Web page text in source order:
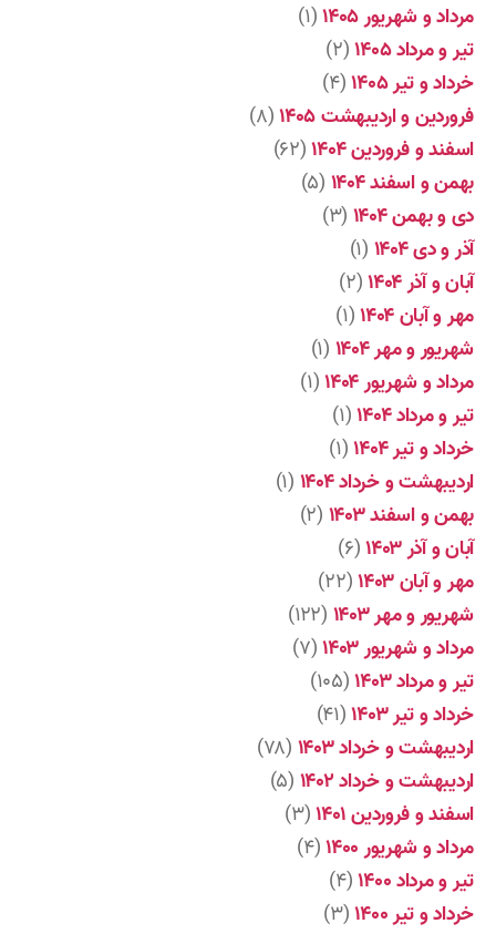
مرداد و شهریور ۱۴۰۵
(۱)
تیر و مرداد ۱۴۰۵
(۲)
خرداد و تیر ۱۴۰۵
(۴)
فروردین و اردیبهشت ۱۴۰۵
(۸)
اسفند و فروردین ۱۴۰۴
(۶۲)
بهمن و اسفند ۱۴۰۴
(۵)
دی و بهمن ۱۴۰۴
(۳)
آذر و دی ۱۴۰۴
(۱)
آبان و آذر ۱۴۰۴
(۲)
مهر و آبان ۱۴۰۴
(۱)
شهریور و مهر ۱۴۰۴
(۱)
مرداد و شهریور ۱۴۰۴
(۱)
تیر و مرداد ۱۴۰۴
(۱)
خرداد و تیر ۱۴۰۴
(۱)
اردیبهشت و خرداد ۱۴۰۴
(۱)
بهمن و اسفند ۱۴۰۳
(۲)
آبان و آذر ۱۴۰۳
(۶)
مهر و آبان ۱۴۰۳
(۲۲)
شهریور و مهر ۱۴۰۳
(۱۲۲)
مرداد و شهریور ۱۴۰۳
(۷)
تیر و مرداد ۱۴۰۳
(۱۰۵)
خرداد و تیر ۱۴۰۳
(۴۱)
اردیبهشت و خرداد ۱۴۰۳
(۷۸)
اردیبهشت و خرداد ۱۴۰۲
(۵)
اسفند و فروردین ۱۴۰۱
(۳)
مرداد و شهریور ۱۴۰۰
(۴)
تیر و مرداد ۱۴۰۰
(۴)
خرداد و تیر ۱۴۰۰
(۳)